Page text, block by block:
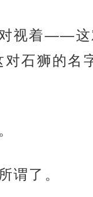
视着——这
石狮的名
谓了。